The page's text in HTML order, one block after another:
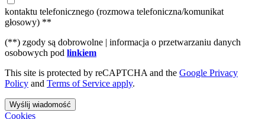
kontaktu telefonicznego (rozmowa telefoniczna/komunikat
głosowy) **
(**) zgody są dobrowolne | informacja o przetwarzaniu danych
osobowych pod linkiem
This site is protected by reCAPTCHA and the Google Privacy
Policy and Terms of Service apply.
Wyślij wiadomość
Cookies